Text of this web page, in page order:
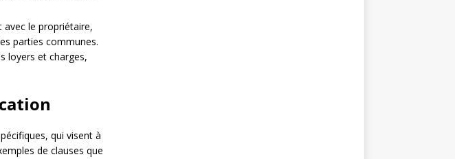
le propriétaire,
parties communes.
loyers et charges,
qui visent à
de clauses que